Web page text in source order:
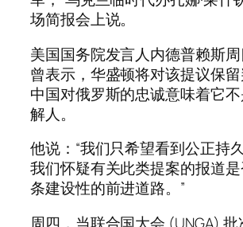
场简报会上说。
美国国务院发言人内德普赖斯
曾表示，华盛顿将对该提议保
中国对俄罗斯的忠诚意味着它
解人。
他说：“我们只希望看到公正持
我们怀疑有关此类提案的报道
条建设性的前进道路。”